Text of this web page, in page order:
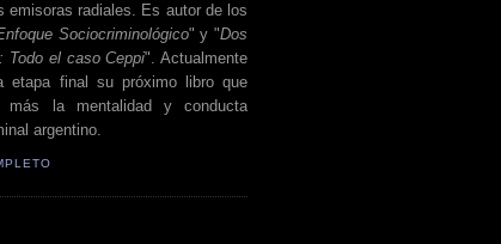
emisoras radiales. Es autor de los
Sociocriminológico" y "Dos
Todo el caso Ceppi". Actualmente
etapa final su próximo libro que
más la mentalidad y conducta
argentino.